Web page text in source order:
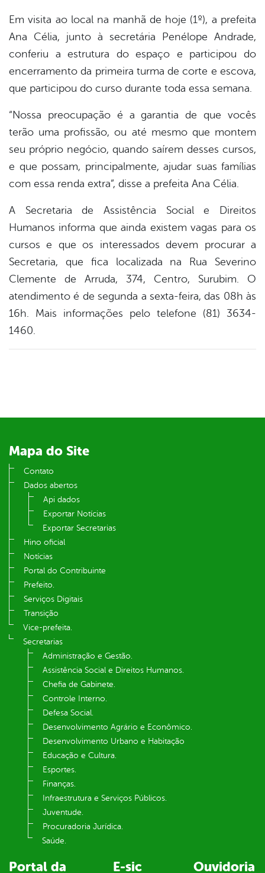
Em visita ao local na manhã de hoje (1º), a prefeita
Ana Célia, junto à secretária Penélope Andrade,
conferiu a estrutura do espaço e participou do
encerramento da primeira turma de corte e escova,
que participou do curso durante toda essa semana.
“Nossa preocupação é a garantia de que vocês
terão uma profissão, ou até mesmo que montem
seu próprio negócio, quando saírem desses cursos,
e que possam, principalmente, ajudar suas famílias
com essa renda extra”, disse a prefeita Ana Célia.
A Secretaria de Assistência Social e Direitos
Humanos informa que ainda existem vagas para os
cursos e que os interessados devem procurar a
Secretaria, que fica localizada na Rua Severino
Clemente de Arruda, 374, Centro, Surubim. O
atendimento é de segunda a sexta-feira, das 08h às
16h. Mais informações pelo telefone (81) 3634-
1460.
Mapa do Site
Contato
Dados abertos
Api dados
Exportar Notícias
Exportar Secretarias
Hino oficial
Notícias
Portal do Contribuinte
Prefeito.
Serviços Digitais
Transição
Vice-prefeita.
Secretarias
Administração e Gestão.
Assistência Social e Direitos Humanos.
Chefia de Gabinete.
Controle Interno.
Defesa Social.
Desenvolvimento Agrário e Econômico.
Desenvolvimento Urbano e Habitação
Educação e Cultura.
Esportes.
Finanças.
Infraestrutura e Serviços Públicos.
Juventude.
Procuradoria Jurídica.
Saúde.
Portal da E-sic Ouvidoria